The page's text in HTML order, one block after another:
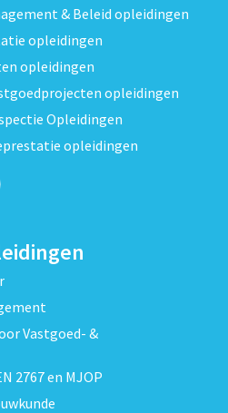
& Beleid opleidingen
opleidingen
opleidingen
opleidingen
Opleidingen
opleidingen
Vastgoed- &
2767 en MJOP